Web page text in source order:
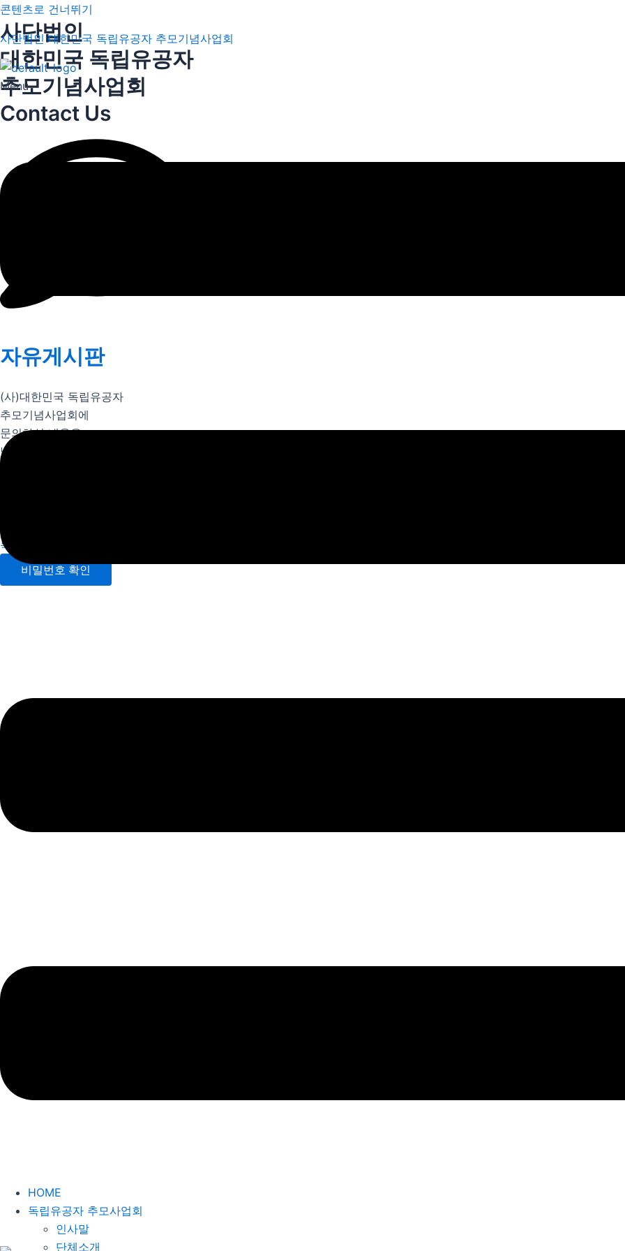
콘텐츠로 건너뛰기
사단법인 대한민국 독립유공자 추모기념사업회
Menu
HOME
독립유공자 추모사업회
인사말
단체소개
사단법인
대한민국 독립유공자
추모기념사업회
Contact Us
자유게시판
(사)대한민국 독립유공자
추모기념사업회에
문의하실 내용을
남겨주세요.
목록보기
비밀번호 확인